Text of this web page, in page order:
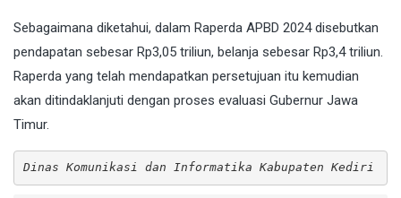
Sebagaimana diketahui, dalam Raperda APBD 2024 disebutkan
pendapatan sebesar Rp3,05 triliun, belanja sebesar Rp3,4 triliun.
Raperda yang telah mendapatkan persetujuan itu kemudian
akan ditindaklanjuti dengan proses evaluasi Gubernur Jawa
Timur.
Dinas Komunikasi dan Informatika Kabupaten Kediri